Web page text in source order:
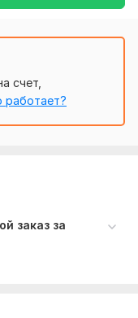
счет,
работает?
заказ за